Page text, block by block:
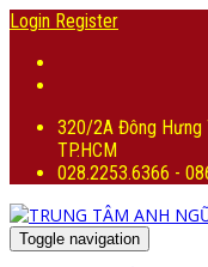
Login Register
320/2A Đông Hưng
TP.HCM
028.2253.6366 -
Toggle navigation